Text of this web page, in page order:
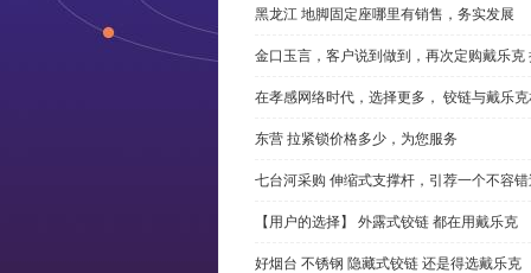
黑龙江 地脚固定座哪里有销售，务实发展
金口玉言，客户说到做到，再次定购戴乐克
在孝感网络时代，选择更多， 铰链与戴乐
东营 拉紧锁价格多少，为您服务
七台河采购 伸缩式支撑杆，引荐一个不容
【用户的选择】 外露式铰链 都在用戴乐克
好烟台 不锈钢 隐藏式铰链 还是得选戴乐克